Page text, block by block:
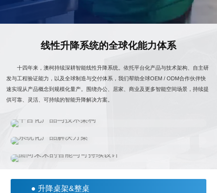
线性升降系统的全球化能力体系
十四年来，澳柯持续深耕智能线性升降系统。依托平台化产品与技术架构、自主研
发与工程验证能力，以及全球制造与交付体系，我们帮助全球OEM / ODM合作伙伴快
速实现从产品概念到规模化量产。围绕办公、居家、商业及更多智能空间场景，持续提
供可靠、灵活、可持续的智能升降解决方案。
● 升降桌架&整桌